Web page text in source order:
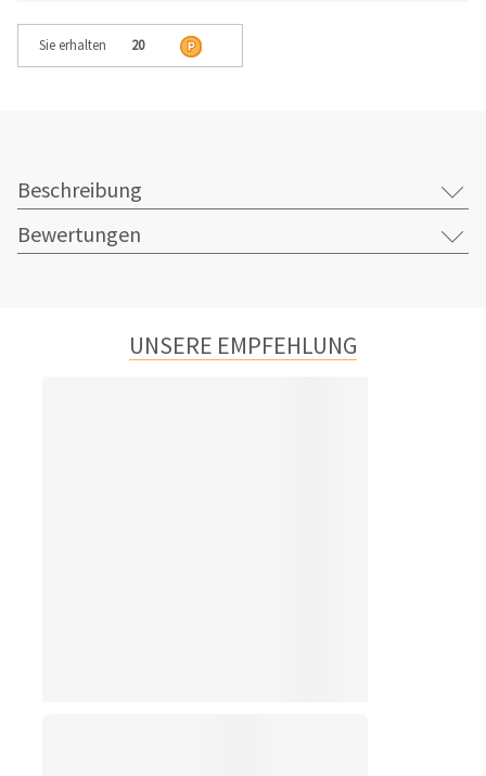
Sie erhalten 20
Beschreibung
Bewertungen
UNSERE EMPFEHLUNG